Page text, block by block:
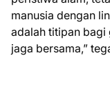
manusia dengan
adalah titipan bagi
jaga bersama,”